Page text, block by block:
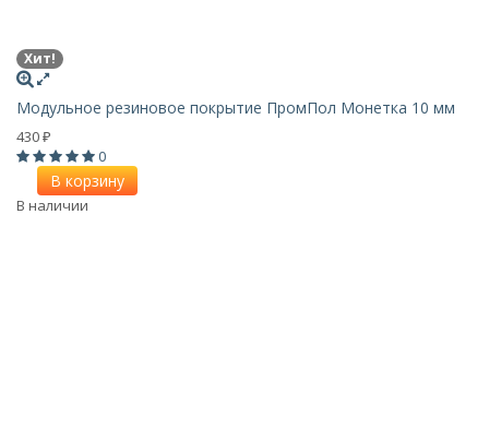
Хит!
Модульное резиновое покрытие ПромПол Монетка 10 мм
430 ₽
0
В корзину
В наличии